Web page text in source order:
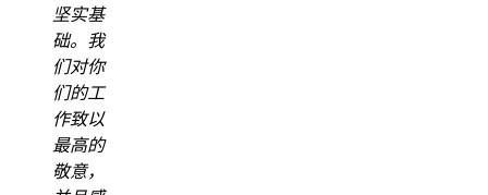
坚实基
础。我
们对你
们的工
作致以
最高的
敬意，